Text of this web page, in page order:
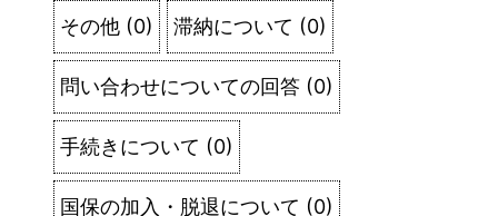
その他 (0) 滞納について (0)
問い合わせについての回答 (0)
手続きについて (0)
国保の加入・脱退について (0)